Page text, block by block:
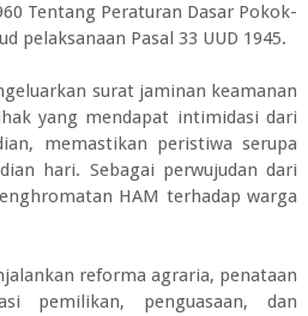
Tentang Peraturan Dasar Pokok-
pelaksanaan Pasal 33 UUD 1945.
surat jaminan keamanan
yang mendapat intimidasi dari
memastikan peristiwa serupa
hari. Sebagai perwujudan dari
HAM terhadap warga
reforma agraria, penataan
pemilikan, penguasaan, dan